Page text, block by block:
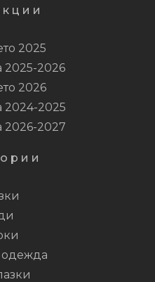
2025
2025-2026
2026
2024-2025
2026-2027
одежда